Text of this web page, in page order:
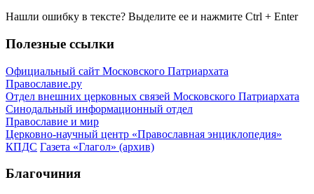
Нашли ошибку в тексте? Выделите ее и нажмите Ctrl + Enter
Полезные ссылки
Официальный сайт Московского Патриархата
Православие.ру
Отдел внешних церковных связей Московского Патриархата
Синодальный информационный отдел
Православие и мир
Церковно-научный центр «Православная энциклопедия»
КПДС Газета «Глагол» (архив)
Благочиния